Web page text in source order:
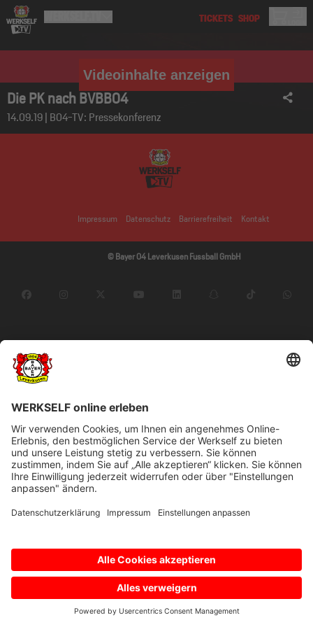
Videoinhalte anzeigen
Die PK nach BVBB04
14.09.19 | B04-TV: Pressekonferenz
Impressum Datenschutz Barrierefreiheit Kontakt
© Bayer 04 Leverkusen Fussball GmbH